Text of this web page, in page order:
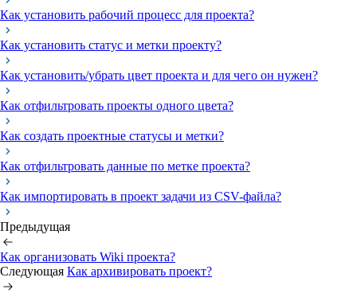
Как установить рабочий процесс для проекта?
Как установить статус и метки проекту?
Как установить/убрать цвет проекта и для чего он нужен?
Как отфильтровать проекты одного цвета?
Как создать проектные статусы и метки?
Как отфильтровать данные по метке проекта?
Как импортировать в проект задачи из CSV-файла?
Предыдущая
Как организовать Wiki проекта?
Следующая Как архивировать проект?